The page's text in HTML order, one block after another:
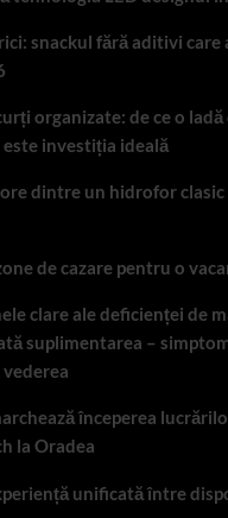
snackul fără aditivi care
organizate: de ce o
investiția ideală
dintre un hidrofor clasic
de cazare pentru o
clare ale deficienței de
suplimentarea –
începerea
la Oradea
unificată între